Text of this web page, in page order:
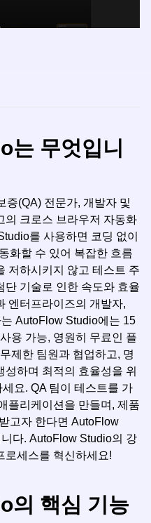
무엇입니
증(QA) 전문가, 개발자 및
의 크로스 브라우저 자동화
를 사용하면 코딩 없이
화할 수 있어 복잡한 흐름
저하시키지 않고 테스트 주
기술로 인한 속도와 효율
엔터프라이즈의 개발자,
AutoFlow Studio에는 15
용 가능, 영원히 무료인 플
제한 팀원과 협업하고, 명
하며 최적의 효율성을 위
요. QA 팀이 테스트를 가
플리케이션을 만들며, 제품
고자 한다면 AutoFlow
다. AutoFlow Studio의 강
로세스를 혁신하세요!
의 핵심 기능